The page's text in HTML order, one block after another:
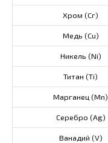
Хром (Сг)
Медь (Cu)
Никель (Ni)
Титан (Ti)
Марганец (Mn)
Серебро (Ag)
Ванадий (V)